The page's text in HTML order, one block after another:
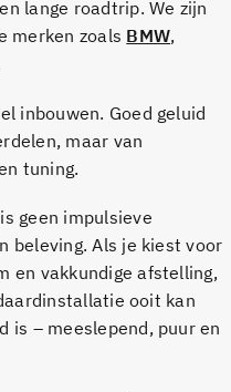
lange roadtrip. We zijn
merken zoals BMW,
inbouwen. Goed geluid
maar van
tuning.
geen impulsieve
beleving. Als je kiest voor
en vakkundige afstelling,
ooit kan
is – meeslepend, puur en